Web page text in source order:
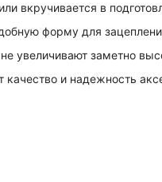
вкручивается в
форму для
увеличивают заметно
и надежность